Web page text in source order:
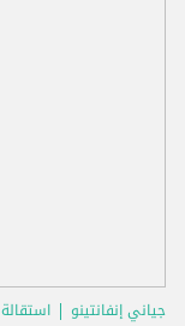
جياني إنفانتينو استقالة